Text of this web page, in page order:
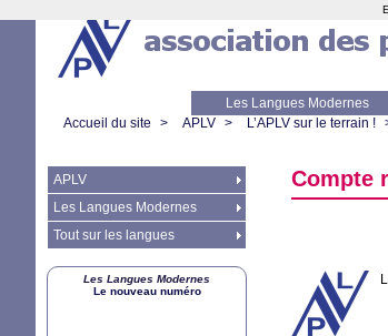
Les Langues Modernes
Accueil du site > APLV > L’APLV sur le terrain !
Compte
APLV
Les Langues Modernes
Tout sur les langues
Les Langues Modernes
Le nouveau numéro